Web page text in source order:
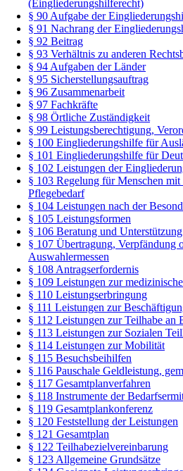
(Eingliederungshilferecht)
§ 90 Aufgabe der
§ 91 Nachrang der
§ 92 Beitrag
§ 93 Verhältnis zu anderen
§ 94 Aufgaben der Länder
§ 95 Sicherstellungsauftrag
§ 96 Zusammenarbeit
§ 97 Fachkräfte
§ 98 Örtliche Zuständigkeit
§ 99 Leistungsberechtigung,
§ 100 Eingliederungshilfe für
§ 101 Eingliederungshilfe für
§ 102 Leistungen der
§ 103 Regelung für Menschen
Pflegebedarf
§ 104 Leistungen nach der
§ 105 Leistungsformen
§ 106 Beratung und Unterstützung
§ 107 Übertragung, Verpfändung
Auswahlermessen
§ 108 Antragserfordernis
§ 109 Leistungen zur
§ 110 Leistungserbringung
§ 111 Leistungen zur
§ 112 Leistungen zur Teilhabe an
§ 113 Leistungen zur Sozialen
§ 114 Leistungen zur Mobilität
§ 115 Besuchsbeihilfen
§ 116 Pauschale Geldleistung,
§ 117 Gesamtplanverfahren
§ 118 Instrumente der
§ 119 Gesamtplankonferenz
§ 120 Feststellung der Leistungen
§ 121 Gesamtplan
§ 122 Teilhabezielvereinbarung
§ 123 Allgemeine Grundsätze